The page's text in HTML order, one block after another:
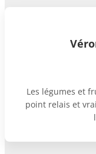
Les légumes et
point relais et